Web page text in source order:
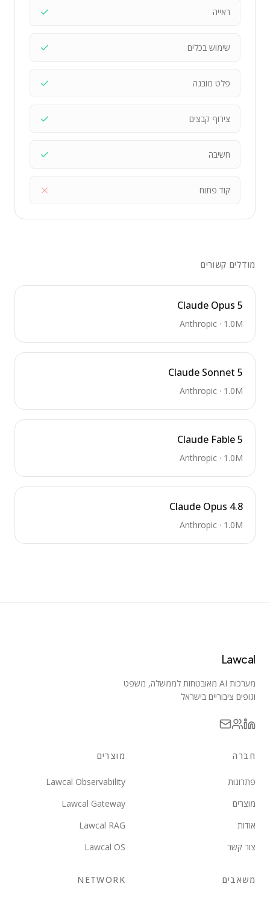
ראייה
שימוש בכלים
פלט מובנה
צירוף קבצים
חשיבה
קוד פתוח
מודלים קשורים
Claude Opus 5
Anthropic · 1.0M
Claude Sonnet 5
Anthropic · 1.0M
Claude Fable 5
Anthropic · 1.0M
Claude Opus 4.8
Anthropic · 1.0M
Lawcal
מערכות AI מאובטחות לממשלה, משפט
וגופים ציבוריים בישראל
חברה
פתרונות
מוצרים
אודות
צור קשר
מוצרים
Lawcal Observability
Lawcal Gateway
Lawcal RAG
Lawcal OS
משאבים NETWORK